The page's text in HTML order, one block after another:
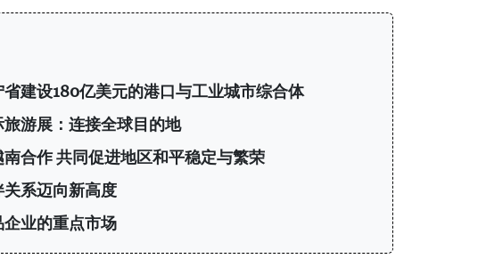
建设180亿美元的港口与工业城市综合体
游展：连接全球目的地
合作 共同促进地区和平稳定与繁荣
系迈向新高度
业的重点市场